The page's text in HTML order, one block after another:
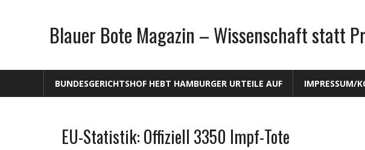
Blauer Bote Magazin – Wissenschaft statt
BUNDESGERICHTSHOF HEBT HAMBURGER URTEILE AUF IMPRESSUM/
Gesellschaft
EU-Statistik: Offiziell 3350 Impf-Tote